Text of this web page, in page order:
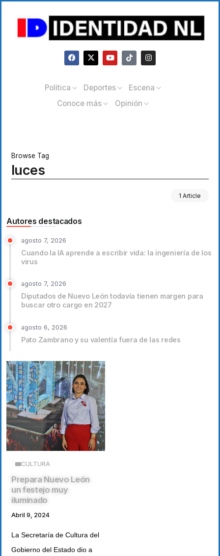
Política Deportes
Escena
Conoce más
Opinión
Browse Tag
luces
1 Article
Autores destacados
agosto 7, 2026
Cuando la IA aprende a escribir vida: la ingeniería de los
virus
agosto 7, 2026
Diputados de Nuevo León todavía tienen margen para
buscar otro cargo en 2027
agosto 6, 2026
Pato Zambrano y su valentía fuera de las redes
CULTURA
Prepara Nuevo León
un festejo muy
iluminado
Abril 9, 2024
La Secretaría de Cultura del
Gobierno del Estado dio a